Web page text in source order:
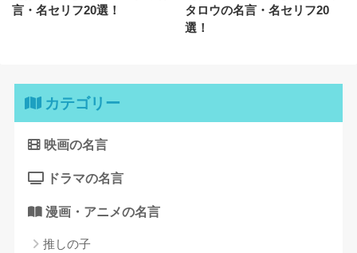
言・名セリフ20選！
タロウの名言・名セリフ20
選！
カテゴリー
映画の名言
ドラマの名言
漫画・アニメの名言
推しの子